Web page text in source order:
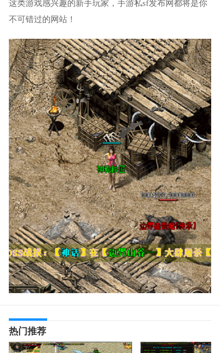
这类游戏感兴趣的新手玩家，手游私sf发布网都将是你
不可错过的网站！
热门推荐